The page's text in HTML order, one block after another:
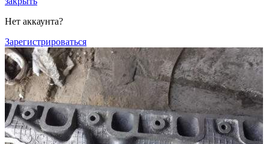
Нет аккаунта?
Зарегистрироваться